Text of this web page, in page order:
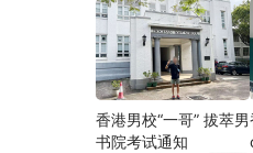
香港男校“一哥” 拔萃男
书院考试通知